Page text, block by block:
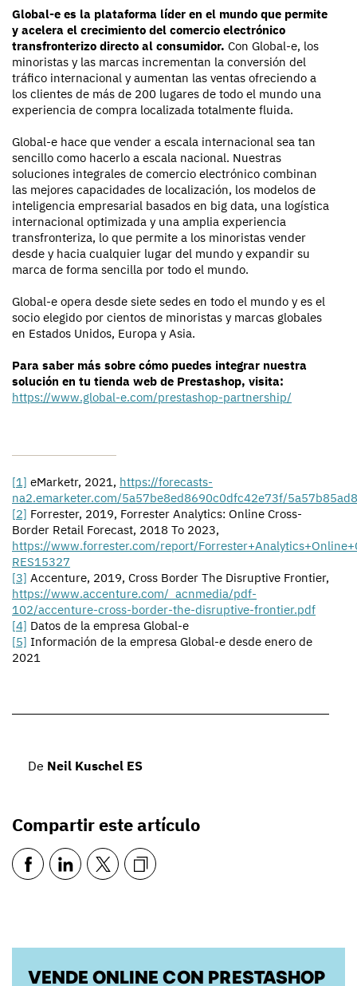
Global-e es la plataforma líder en el mundo que permite
y acelera el crecimiento del comercio electrónico
transfronterizo directo al consumidor. Con Global-e, los
minoristas y las marcas incrementan la conversión del
tráfico internacional y aumentan las ventas ofreciendo a
los clientes de más de 200 lugares de todo el mundo una
experiencia de compra localizada totalmente fluida.
Global-e hace que vender a escala internacional sea tan
sencillo como hacerlo a escala nacional. Nuestras
soluciones integrales de comercio electrónico combinan
las mejores capacidades de localización, los modelos de
inteligencia empresarial basados en big data, una logística
internacional optimizada y una amplia experiencia
transfronteriza, lo que permite a los minoristas vender
desde y hacia cualquier lugar del mundo y expandir su
marca de forma sencilla por todo el mundo.
Global-e opera desde siete sedes en todo el mundo y es el
socio elegido por cientos de minoristas y marcas globales
en Estados Unidos, Europa y Asia.
Para saber más sobre cómo puedes integrar nuestra
solución en tu tienda web de Prestashop, visita:
https://www.global-e.com/prestashop-partnership/
[1] eMarketr, 2021, https://forecasts-
na2.emarketer.com/5a57be8ed8690c0dfc42e73f/
[2] Forrester, 2019, Forrester Analytics: Online Cross-
Border Retail Forecast, 2018 To 2023,
https://www.forrester.com/report/
RES15327
[3] Accenture, 2019, Cross Border The Disruptive Frontier,
https://www.accenture.com/_acnmedia/pdf-
102/accenture-cross-border-the-disruptive-frontier.pdf
[4] Datos de la empresa Global-e
[5] Información de la empresa Global-e desde enero de
2021
De Neil Kuschel ES
Compartir este artículo
VENDE ONLINE CON PRESTASHOP